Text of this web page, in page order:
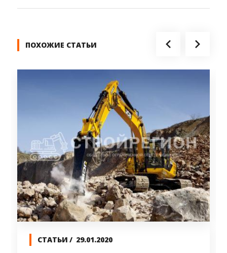
ПОХОЖИЕ СТАТЬИ
СТАТЬИ 29.01.2020